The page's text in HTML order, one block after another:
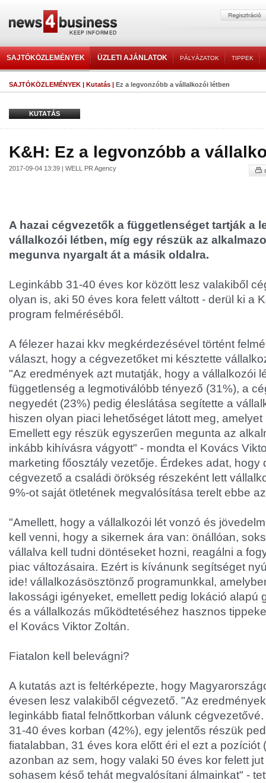
SAJTÓKÖZLEMÉNYEK ÜZLETI AJÁNLATOK PÁLYÁZATOK TIPPEK
SAJTÓKÖZLEMÉNYEK | Kutatás | Ez a legvonzóbb a vállalkozói létben
KUTATÁS
K&H: Ez a legvonzóbb a
2017-09-04 13:39 | WELL PR Agency
A hazai cégvezetők a függetlenséget tartják a
vállalkozói létben, míg egy részük az
megunva nyargalt át a másik oldalra.
Leginkább 31-40 éves kor között lesz valakiből
olyan is, aki 50 éves kora felett váltott - derül ki a
program felméréséből.
A félezer hazai kkv megkérdezésével történt
választ, hogy a cégvezetőket mi késztette
"Az eredmények azt mutatják, hogy a vállalkozói
függetlenség a legmotiválóbb tényező (31%), a
negyedét (23%) pedig éleslátása segítette a
hiszen olyan piaci lehetőséget látott meg,
Emellett egy részük egyszerűen megunta az
inkább kihívásra vágyott" - mondta el Kovács
marketing főosztály vezetője. Érdekes adat, hogy
cégvezető a családi örökség részeként lett
9%-ot saját ötletének megvalósítása terelt ebbe
"Amellett, hogy a vállalkozói lét vonzó és
kell venni, hogy a sikernek ára van: önállóan,
vállalva kell tudni döntéseket hozni, reagálni a
piac változásaira. Ezért is kívánunk segítséget
ide! vállalkozásösztönző programunkkal,
lakossági igényeket, emellett pedig lokáció alapú
és a vállalkozás működtetéséhez hasznos
el Kovács Viktor Zoltán.
Fiatalon kell belevágni?
A kutatás azt is feltérképezte, hogy
évesen lesz valakiből cégvezető. "Az
leginkább fiatal felnőttkorban válunk
31-40 éves korban (42%), egy jelentős részük
fiatalabban, 31 éves kora előtt éri el ezt a pozíciót
azonban az sem, hogy valaki 50 éves kor felett
sohasem késő tehát megvalósítani álmainkat" -